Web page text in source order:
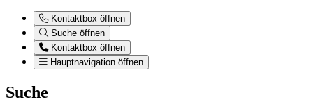
Kontaktbox öffnen
Suche öffnen
Kontaktbox öffnen
Hauptnavigation öffnen
Suche